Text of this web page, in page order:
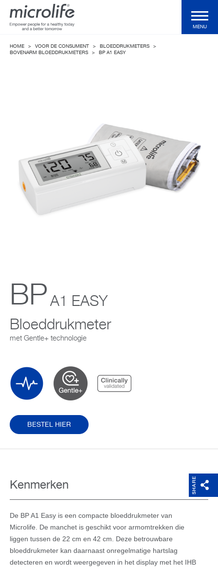
Voor de consument
Technologieën
Health Magazine
Developers
MENU
HOME > VOOR DE CONSUMENT > BLOEDDRUKMETERS
>
BOVENARM BLOEDDRUKMETERS
> BP A1 EASY
BP A1 EASY
Bloeddrukmeter
met Gentle+ technologie
BESTEL HIER
SHARE
Kenmerken
De BP A1 Easy is een compacte bloeddrukmeter van
Microlife. De manchet is geschikt voor armomtrekken die
liggen tussen de 22 cm en 42 cm. Deze betrouwbare
bloeddrukmeter kan daarnaast onregelmatige hartslag
detecteren en wordt weergegeven in het display met het IHB